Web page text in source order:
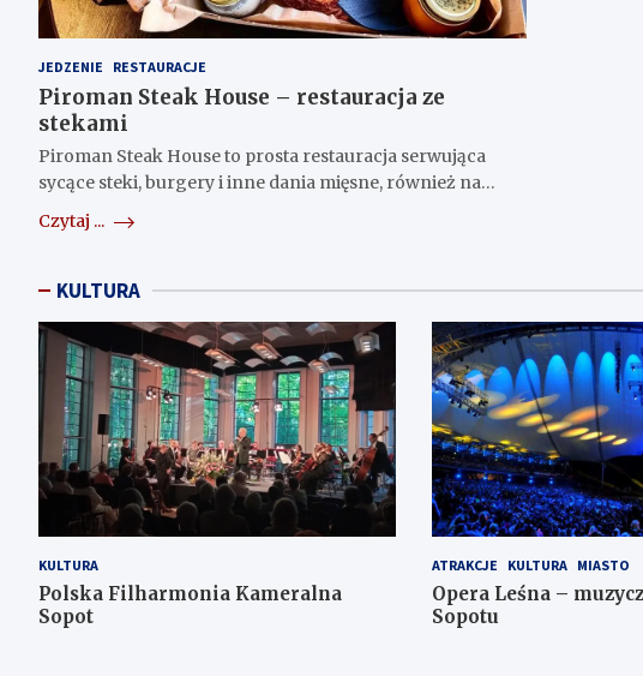
JEDZENIE RESTAURACJE
Piroman Steak House – restauracja ze
stekami
Piroman Steak House to prosta restauracja serwująca
sycące steki, burgery i inne dania mięsne, również na…
Czytaj ...
KULTURA
KULTURA
Polska Filharmonia Kameralna
Sopot
ATRAKCJE KULTURA MIASTO
Opera Leśna –
Sopotu